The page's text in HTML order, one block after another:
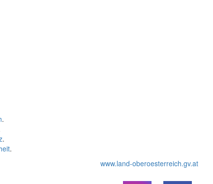
.
.
.
www.land-oberoesterreich.gv.at